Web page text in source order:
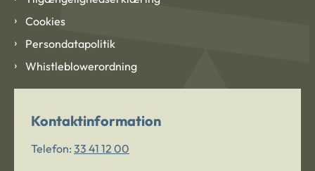
Cookies
Persondatapolitik
Whistleblowerordning
Kontaktinformation
Telefon: 33 41 12 00